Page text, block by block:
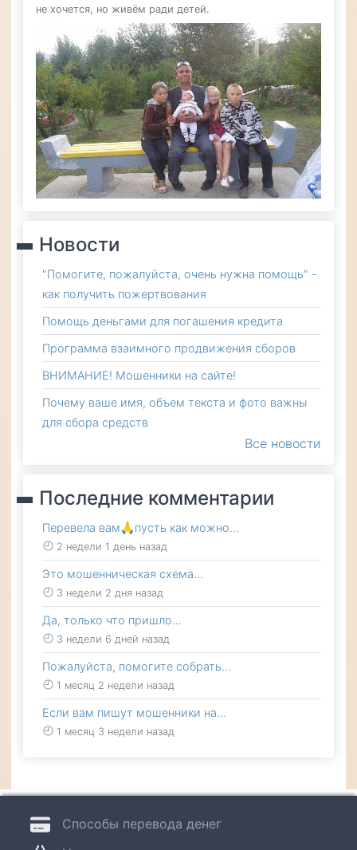
не хочется, но живём ради детей.
Новости
"Помогите, пожалуйста, очень нужна помощь" -
как получить пожертвования
Помощь деньгами для погашения кредита
Программа взаимного продвижения сборов
ВНИМАНИЕ! Мошенники на сайте!
Почему ваше имя, объем текста и фото важны
для сбора средств
Все новости
Последние комментарии
Перевела вам🙏пусть как можно…
2 недели 1 день назад
Это мошенническая схема…
3 недели 2 дня назад
Да, только что пришло…
3 недели 6 дней назад
Пожалуйста, помогите собрать…
1 месяц 2 недели назад
Если вам пишут мошенники на…
1 месяц 3 недели назад
Способы перевода денег